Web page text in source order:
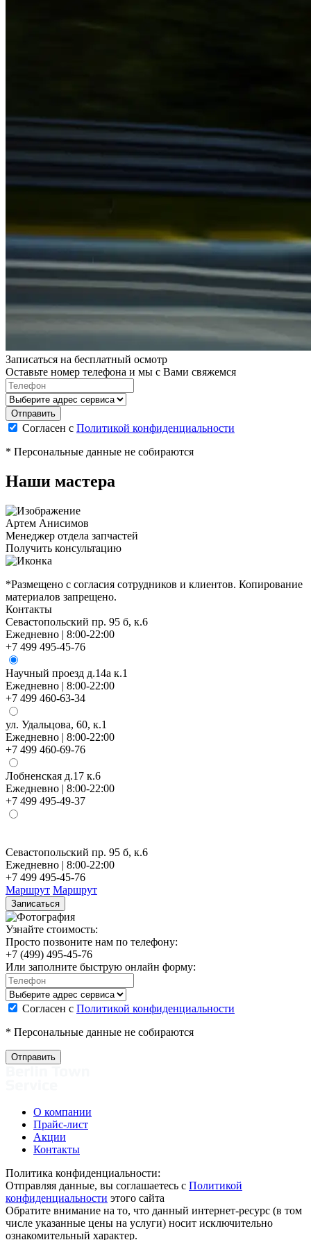
Записаться на бесплатный осмотр
Оставьте номер телефона и мы с Вами свяжемся
Согласен с Политикой конфиденциальности
* Персональные данные не собираются
Наши мастера
Артем Анисимов
Менеджер отдела запчастей
Получить консультацию
*Размещено с согласия сотрудников и клиентов. Копирование
материалов запрещено.
Контакты
Севастопольский пр. 95 б, к.6
Ежедневно | 8:00-22:00
+7 499 495-45-76
Научный проезд д.14а к.1
Ежедневно | 8:00-22:00
+7 499 460-63-34
ул. Удальцова, 60, к.1
Ежедневно | 8:00-22:00
+7 499 460-69-76
Лобненская д.17 к.6
Ежедневно | 8:00-22:00
+7 499 495-49-37
Севастопольский пр. 95 б, к.6
Ежедневно | 8:00-22:00
+7 499 495-45-76
Маршрут Маршрут
Записаться
Узнайте стоимость:
Просто позвоните нам по телефону:
+7 (499) 495-45-76
Или заполните быструю онлайн форму:
Согласен с Политикой конфиденциальности
* Персональные данные не собираются
О компании
Прайс-лист
Акции
Контакты
Политика конфиденциальности:
Отправляя данные, вы соглашаетесь с Политикой
конфиденциальности этого сайта
Обратите внимание на то, что данный интернет-ресурс (в том
числе указанные цены на услуги) носит исключительно
ознакомительный характер.